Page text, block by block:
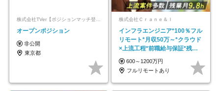
株式会社TVer【ポジションマッチ登録】
オープンポジション
非公開
東京都
株式会社Ｃｒａｎｅ＆Ｉ
インフラエンジニア*100％フル
リモート*月収50万～*クラウド
×上流工程*前職給与保証*残業
月9.8h
600～1200万円
フルリモートあり